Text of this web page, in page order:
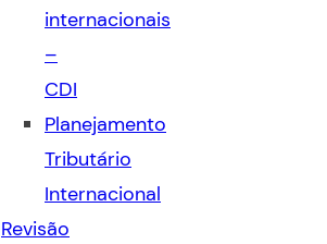
internacionais
–
CDI
Planejamento
Tributário
Internacional
Revisão